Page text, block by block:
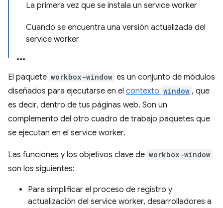
La primera vez que se instala un service worker
Cuando se encuentra una versión actualizada del
service worker
El paquete workbox-window es un conjunto de módulos
diseñados para ejecutarse en el contexto window , que
es decir, dentro de tus páginas web. Son un
complemento del otro cuadro de trabajo paquetes que
se ejecutan en el service worker.
Las funciones y los objetivos clave de workbox-window
son los siguientes:
Para simplificar el proceso de registro y
actualización del service worker, desarrolladores a